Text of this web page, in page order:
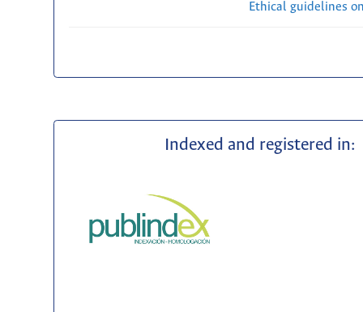
Ethical guidelines
Indexed and registered in: